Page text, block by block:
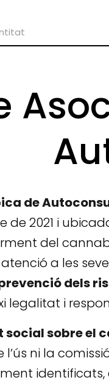
de
2021 i
del
a les
dels
legalitat i
social sobre el
ni la
identificats,